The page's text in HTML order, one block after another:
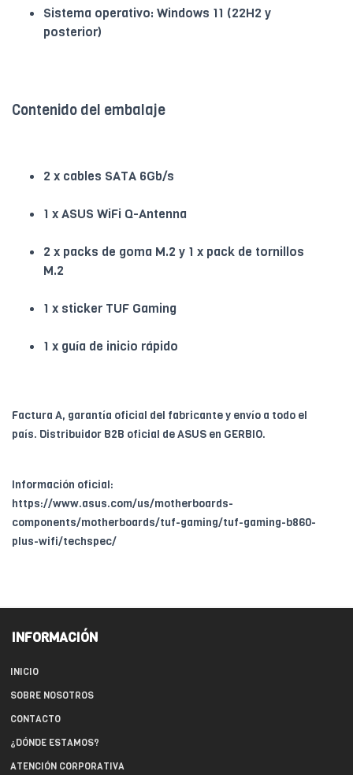
Sistema operativo: Windows 11 (22H2 y
posterior)
Contenido del embalaje
2 x cables SATA 6Gb/s
1 x ASUS WiFi Q-Antenna
2 x packs de goma M.2 y 1 x pack de tornillos
M.2
1 x sticker TUF Gaming
1 x guía de inicio rápido
Factura A, garantía oficial del fabricante y envío a todo el
país. Distribuidor B2B oficial de ASUS en GERBIO.
Información oficial:
https://www.asus.com/us/motherboards-
components/motherboards/tuf-gaming/tuf-gaming-b860-
plus-wifi/techspec/
INFORMACIÓN
INICIO
SOBRE NOSOTROS
CONTACTO
¿DÓNDE ESTAMOS?
ATENCIÓN CORPORATIVA